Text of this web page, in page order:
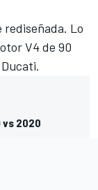
rediseñada. Lo
V4 de 90
vs 2020